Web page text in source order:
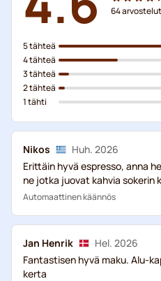
64arvostelut
5 tähteä
4 tähteä
3 tähteä
2 tähteä
1 tähti
Nikos
Huh. 2026
Erittäin hyvä espresso, anna
ne jotka juovat kahvia sokerin
Automaattinen käännös
Jan Henrik
Hel. 2026
Fantastisen hyvä maku. Alu-
kerta